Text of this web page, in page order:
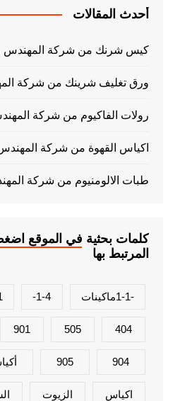
أحدث المقالات
كيس شرنك من شركة
ورق تغليف شرينك من شركة
رولات الفاكيوم من شركة
اكياس القهوة من شركة
طبات الالومنيوم من شركة
كلمات بحثية في الموقع
المرتبط بها
-1-1ماكينات 1-4-
404
505
901
904
905
اكياس الزيوت